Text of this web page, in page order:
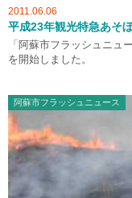
2011.06.06
平成23年観光特急あそ
「阿蘇市フラッシュニュ
を開始しました。
阿蘇市フラッシュニュース